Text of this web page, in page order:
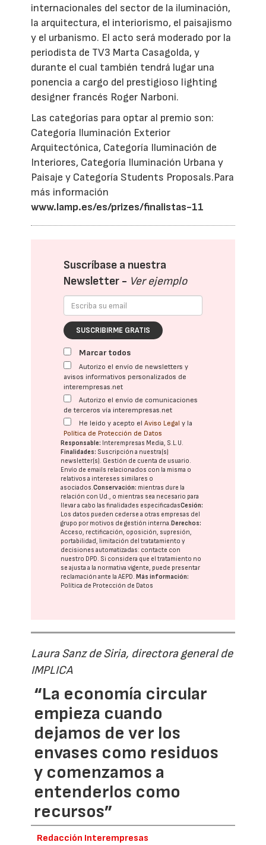
internacionales del sector de la iluminación,
la arquitectura, el interiorismo, el paisajismo
y el urbanismo. El acto será moderado por la
periodista de TV3 Marta Casagolda, y
durante el cual también tendrá lugar una
ponencia a cargo del prestigioso lighting
designer francés Roger Narboni.
Las categorías para optar al premio son:
Categoría Iluminación Exterior
Arquitectónica, Categoría Iluminación de
Interiores, Categoría Iluminación Urbana y
Paisaje y Categoría Students Proposals.Para
más información
www.lamp.es/es/prizes/finalistas-11
Suscríbase a nuestra
Newsletter - Ver ejemplo
SUSCRIBIRME GRATIS
Marcar todos
Autorizo el envío de newsletters y
avisos informativos personalizados de
interempresas.net
Autorizo el envío de comunicaciones
de terceros vía interempresas.net
He leído y acepto elAviso Legal y la
Política de Protección de Datos
Responsable: Interempresas Media, S.L.U.
Finalidades: Suscripción a nuestra(s)
newsletter(s). Gestión de cuenta de usuario.
Envío de emails relacionados con la misma o
relativos a intereses similares o
asociados.Conservación: mientras dure la
relación con Ud., o mientras sea necesario para
llevar a cabo las finalidades especificadasCesión:
Los datos pueden cederse a otras empresas del
grupo por motivos de gestión interna. Derechos:
Acceso, rectificación, oposición, supresión,
portabilidad, limitación del tratatamiento y
decisiones automatizadas: contacte con
nuestro DPD. Si considera que el tratamiento no
se ajusta a la normativa vigente, puede presentar
reclamación ante laAEPD. Más información:
Política de Protección de Datos
Laura Sanz de Siria, directora general de
IMPLICA
“La economía circular
empieza cuando
dejamos de ver los
envases como residuos
y comenzamos a
entenderlos como
recursos”
Redacción Interempresas